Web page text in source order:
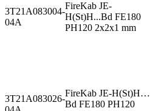
3T21A083004-
04A
FireKab JE-
H(St)H...Bd FE180
PH120 2x2x1 mm
3T21A083026-
FireKab JE-H(St)H…
Bd FE180 PH120